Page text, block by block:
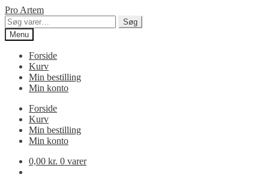
Spring
til
navigation
Spring
til
indhold
Pro Artem
Søg
efter:
Søg
Menu
Forside
Kurv
Min bestilling
Min konto
Forside
Kurv
Min bestilling
Min konto
0,00 kr. 0 varer